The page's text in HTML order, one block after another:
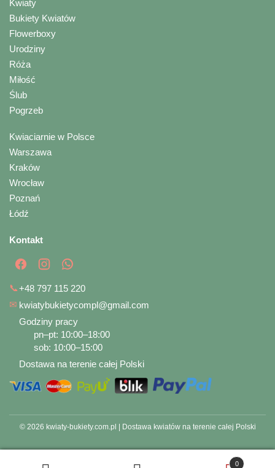
Kwiaty
Bukiety Kwiatów
Flowerboxy
Urodziny
Róża
Miłość
Ślub
Pogrzeb
Kwiaciarnie w Polsce
Warszawa
Kraków
Wrocław
Poznań
Łódź
Kontakt
📞+48 797 115 220
✉ kwiatybukietycompl@gmail.com
Godziny pracy
pn–pt: 10:00–18:00
sob: 10:00–15:00
Dostawa na terenie całej Polski
0
© 2026 kwiaty-bukiety.com.pl | Dostawa kwiatów na terenie całej Polski